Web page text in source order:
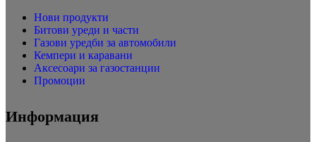
Нови продукти
Битови уреди и части
Газови уредби за автомобили
Кемпери и каравани
Аксесоари за газостанции
Промоции
Информация